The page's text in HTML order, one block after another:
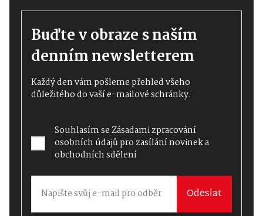
Buďte v obraze s naším
denním newsletterem
Každý den vám pošleme přehled všeho
důležitého do vaší e-mailové schránky.
Souhlasím seZásadami zpracování
osobních údajůpro zasílání novinek a
obchodních sdělení
Odeslat